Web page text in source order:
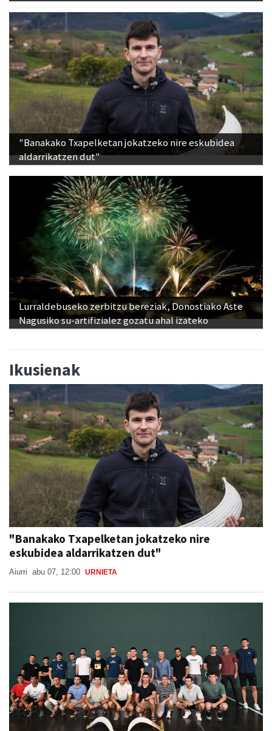
"Banakako Txapelketan jokatzeko nire eskubidea
aldarrikatzen dut"
Lurraldebuseko zerbitzu bereziak, Donostiako Aste
Nagusiko su-artifizialez gozatu ahal izateko
Ikusienak
"Banakako Txapelketan jokatzeko nire
eskubidea aldarrikatzen dut"
Aiurri abu 07, 12:00 URNIETA